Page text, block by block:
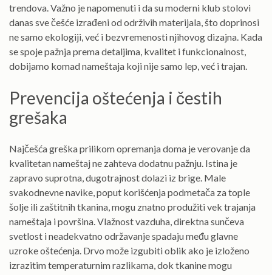
trendova. Važno je napomenuti i da su moderni klub stolovi
danas sve češće izrađeni od održivih materijala, što doprinosi
ne samo ekologiji, već i bezvremenosti njihovog dizajna. Kada
se spoje pažnja prema detaljima, kvalitet i funkcionalnost,
dobijamo komad nameštaja koji nije samo lep, već i trajan.
Prevencija oštećenja i čestih
grešaka
Najčešća greška prilikom opremanja doma je verovanje da
kvalitetan nameštaj ne zahteva dodatnu pažnju. Istina je
zapravo suprotna, dugotrajnost dolazi iz brige. Male
svakodnevne navike, poput korišćenja podmetača za tople
šolje ili zaštitnih tkanina, mogu znatno produžiti vek trajanja
nameštaja i površina. Vlažnost vazduha, direktna sunčeva
svetlost i neadekvatno održavanje spadaju među glavne
uzroke oštećenja. Drvo može izgubiti oblik ako je izloženo
izrazitim temperaturnim razlikama, dok tkanine mogu